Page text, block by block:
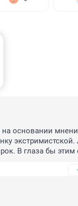
основании
В глаза бы этим